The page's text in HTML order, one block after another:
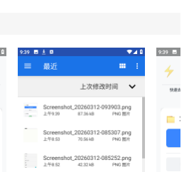
能，能够快速精准的进行文件内
多余的内容、权限和广告代码